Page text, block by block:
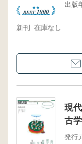
出版
新刊 在庫なし
現
古
発行